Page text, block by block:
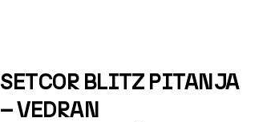
SETCOR BLITZ PITANJA
– VEDRAN